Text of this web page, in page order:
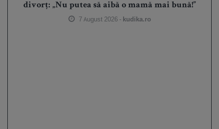
divorț: „Nu putea să aibă o mamă mai bună!”
7 August 2026 - kudika.ro